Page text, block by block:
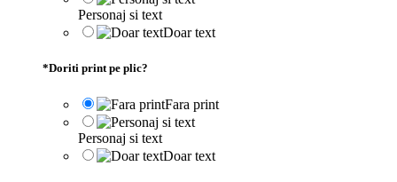
Personaj si text
Doar text
*Doriti print pe plic?
Fara print
Personaj si text
Doar text